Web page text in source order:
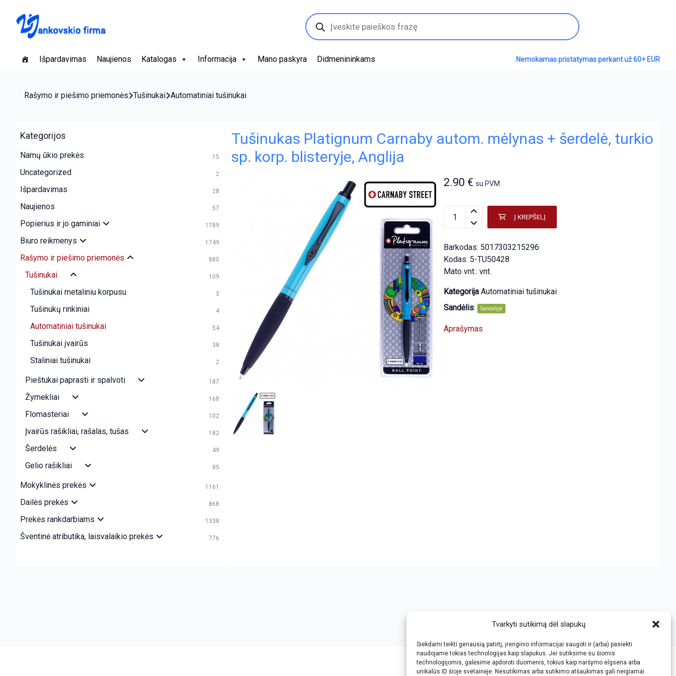
Tvarkyti sutikimą dėl slapukų
Siekdami teikti geriausią patirtį, įrenginio informacijai saugoti ir (arba) pasiekti
naudojame tokias technologijas kaip slapukus. Jei sutiksime su šiomis
technologijomis, galėsime apdoroti duomenis, tokius kaip naršymo elgsena arba
unikalūs ID šioje svetainėje. Nesutikimas arba sutikimo atšaukimas gali neigiamai
Products
search
Išpardavimas Naujienos Katalogas Informacija Mano paskyra Didmenininkams Nemokamas pristatymas perkant už 60+ EUR
Rašymo ir piešimo priemonės Tušinukai Automatiniai tušinukai
Kategorijos
Namų ūkio prekės 15
Uncategorized 2
Išpardavimas 28
Naujienos 57
Popierius ir jo gaminiai 1789
Biuro reikmenys 1749
Rašymo ir piešimo priemonės 880
Tušinukai 109
Tušinukai metaliniu korpusu 3
Tušinukų rinkiniai 4
Automatiniai tušinukai 54
Tušinukai įvairūs 38
Staliniai tušinukai 2
Pieštukai paprasti ir spalvoti 187
Žymekliai 168
Flomasteriai 102
Įvairūs rašikliai, rašalas, tušas 182
Šerdelės 49
Gelio rašikliai 85
Mokyklinės prekės 1161
Dailės prekės 868
Prekės rankdarbiams 1338
Šventinė atributika, laisvalaikio prekės 776
Tušinukas Platignum Carnaby autom. mėlynas + šerdelė, turkio
sp. korp. blisteryje, Anglija
2.90 € su PVM
Į KREPŠELĮ
Barkodas: 5017303215296
Kodas: 5-TU50428
Mato vnt.: vnt.
Kategorija Automatiniai tušinukai
Sandėlis: Sandėlyje
Aprašymas